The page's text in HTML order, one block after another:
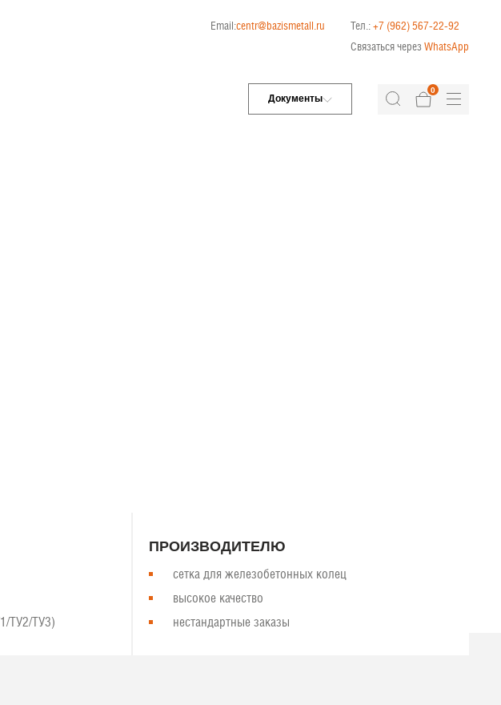
Email:centr@bazismetall.ru Тел.:+7 (962) 567-22-92
Связаться черезWhatsApp
Документы
0
ТУ2/ТУ3)
ПРОИЗВОДИТЕЛЮ
сетка для железобетонных колец
высокое качество
нестандартные заказы